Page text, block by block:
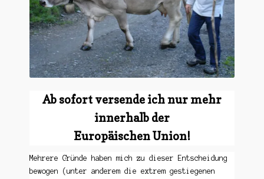
Ab sofort versende ich nur mehr
innerhalb der
Europäischen Union!
Mehrere Gründe haben mich zu dieser Entscheidung
bewogen (unter anderem die extrem gestiegenen